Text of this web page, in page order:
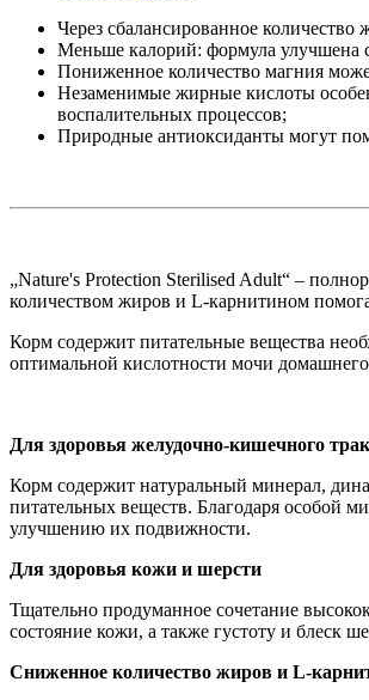
Через сбалансированное
Меньше калорий: формула улучшена
Пониженное количество магния
Незаменимые жирные кислоты
воспалительных процессов;
Природные антиоксиданты могут
„Nature's Protection Sterilised Adult“ –
количеством жиров и L-карнитином
Корм содержит питательные вещества
оптимальной кислотности мочи
Для здоровья желудочно-кишечного
Корм содержит натуральный минерал,
питательных веществ. Благодаря особой
улучшению их подвижности.
Для здоровья кожи и шерсти
Тщательно продуманное сочетание
состояние кожи, а также густоту и блеск
Сниженное количество жиров и L-